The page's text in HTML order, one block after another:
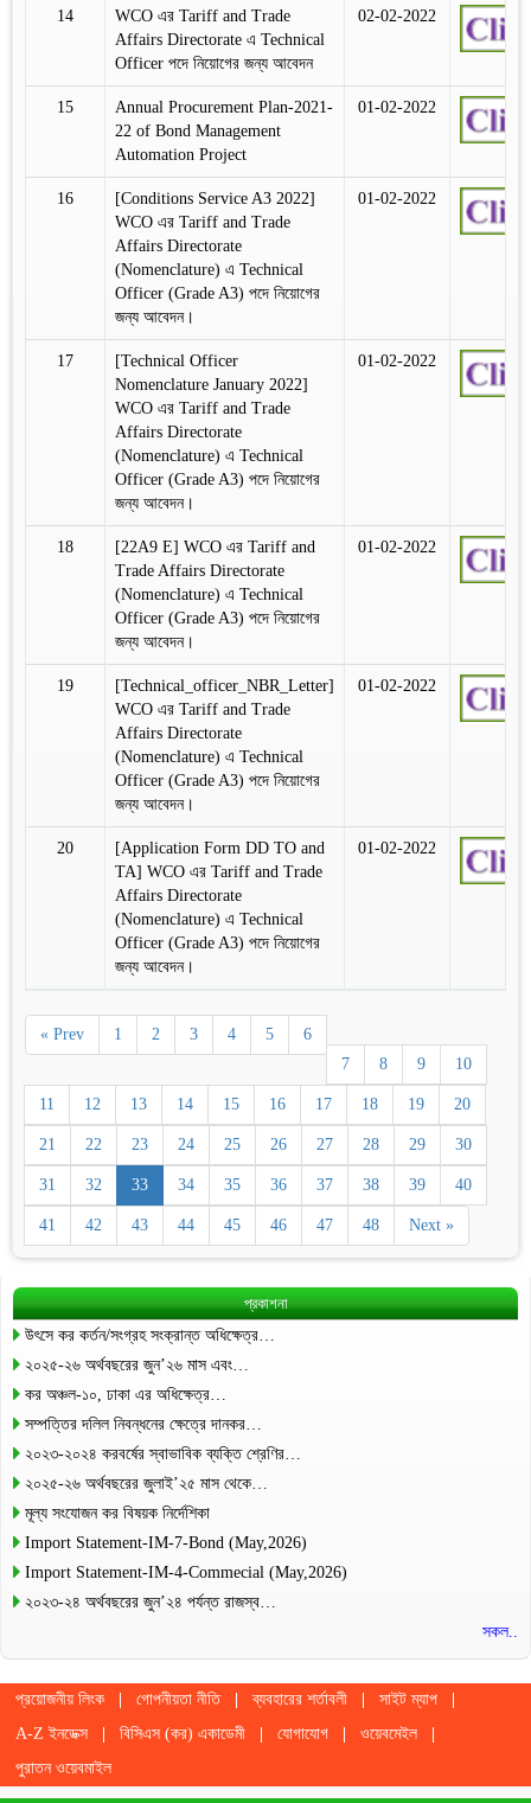
14
WCO এর Tariff and Trade
Affairs Directorate এ Technical
Officer পদে নিয়োগের জন্য আবেদন
02-02-2022
15
Annual Procurement Plan-2021-
22 of Bond Management
Automation Project
01-02-2022
16
[Conditions Service A3 2022]
WCO এর Tariff and Trade
Affairs Directorate
(Nomenclature) এ Technical
Officer (Grade A3) পদে নিয়োগের
জন্য আবেদন।
01-02-2022
17
[Technical Officer
Nomenclature January 2022]
WCO এর Tariff and Trade
Affairs Directorate
(Nomenclature) এ Technical
Officer (Grade A3) পদে নিয়োগের
জন্য আবেদন।
01-02-2022
18
[22A9 E] WCO এর Tariff and
Trade Affairs Directorate
(Nomenclature) এ Technical
Officer (Grade A3) পদে নিয়োগের
জন্য আবেদন।
01-02-2022
19
[Technical_officer_NBR_Letter]
WCO এর Tariff and Trade
Affairs Directorate
(Nomenclature) এ Technical
Officer (Grade A3) পদে নিয়োগের
জন্য আবেদন।
01-02-2022
20
[Application Form DD TO and
TA] WCO এর Tariff and Trade
Affairs Directorate
(Nomenclature) এ Technical
Officer (Grade A3) পদে নিয়োগের
জন্য আবেদন।
01-02-2022
« Prev 1 2 3 4 5
6
7
8 9 10
11 12 13 14 15 16 17 18 19 20
21 22 23 24 25 26 27 28 29 30
31 32 33 34 35 36 37 38 39 40
41 42 43 44 45 46 47 48 Next »
প্রকাশনা
উৎসে কর কর্তন/সংগ্রহ সংক্রান্ত অধিক্ষেত্র…
২০২৫-২৬ অর্থবছরের জুন’২৬ মাস এবং…
কর অঞ্চল-১০, ঢাকা এর অধিক্ষেত্র…
সম্পত্তির দলিল নিবন্ধনের ক্ষেত্রে দানকর…
২০২৩-২০২৪ করবর্ষের স্বাভাবিক ব্যক্তি শ্রেণির…
২০২৫-২৬ অর্থবছরের জুলাই’২৫ মাস থেকে…
মূল্য সংযোজন কর বিষয়ক নির্দেশিকা
Import Statement-IM-7-Bond (May,2026)
Import Statement-IM-4-Commecial (May,2026)
২০২৩-২৪ অর্থবছরের জুন’২৪ পর্যন্ত রাজস্ব…
সকল..
প্রয়োজনীয় লিংক গোপনীয়তা নীতি ব্যবহারের শর্তাবলী
সাইট ম্যাপ
A-Z ইনডেক্স
বিসিএস (কর) একাডেমী যোগাযোগ
ওয়েবমেইল
পুরাতন ওয়েবমাইল